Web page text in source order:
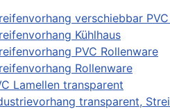
verschiebbar
Kühlhaus
PVC Rollenware
Rollenware
Lamellen transparent
transparent,